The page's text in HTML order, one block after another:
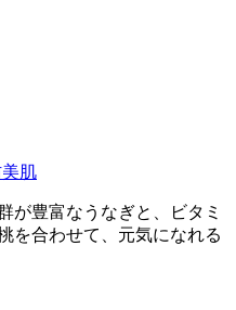
美肌
が豊富なうなぎと、ビタミ
を合わせて、元気になれる